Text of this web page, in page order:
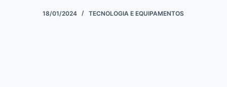
18/01/2024 TECNOLOGIA E EQUIPAMENTOS